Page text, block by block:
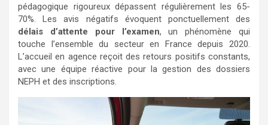
pédagogique rigoureux dépassent régulièrement les 65-
70%. Les avis négatifs évoquent ponctuellement des
délais d’attente pour l’examen, un phénomène qui
touche l’ensemble du secteur en France depuis 2020.
L’accueil en agence reçoit des retours positifs constants,
avec une équipe réactive pour la gestion des dossiers
NEPH et des inscriptions.